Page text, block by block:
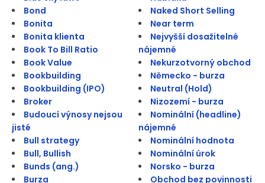
Bond
Bonita
Bonita klienta
Book To Bill Ratio
Book Value
Bookbuilding
Bookbuilding (IPO)
Broker
Budoucí výnosy nejsou
jisté
Bull strategy
Bull, Bullish
Bunds (ang.)
Burza
Naked Short Selling
Near term
Nejvyšší dosažitelné
nájemné
Nekurzotvorný obchod
Německo - burza
Neutral (Hold)
Nizozemí - burza
Nominální (headline)
nájemné
Nominální hodnota
Nominální úrok
Norsko - burza
Obchod bez povinnosti